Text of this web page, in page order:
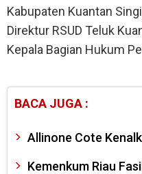
Kabupaten Kuantan
Direktur RSUD Teluk
Kepala Bagian Hukum
BACA JUGA :
Allinone Cote
Kemenkum Riau